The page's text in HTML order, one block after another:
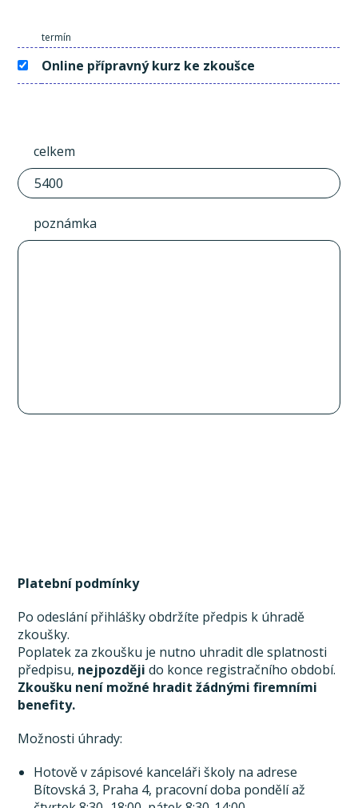
termín
Online přípravný kurz ke zkoušce
celkem
poznámka
Platební podmínky
Po odeslání přihlášky obdržíte předpis k úhradě
zkoušky.
Poplatek za zkoušku je nutno uhradit dle splatnosti
předpisu, nejpozději do konce registračního období.
Zkoušku není možné hradit žádnými firemními
benefity.
Možnosti úhrady:
Hotově v zápisové kanceláři školy na adrese
Bítovská 3, Praha 4, pracovní doba pondělí až